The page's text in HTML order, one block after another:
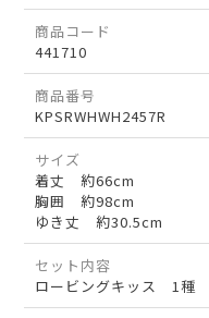
商品コード
441710
商品番号
KPSRWHWH2457R
サイズ
着丈 約66cm
胸囲 約98cm
ゆき丈 約30.5cm
セット内容
ロービングキッス 1種